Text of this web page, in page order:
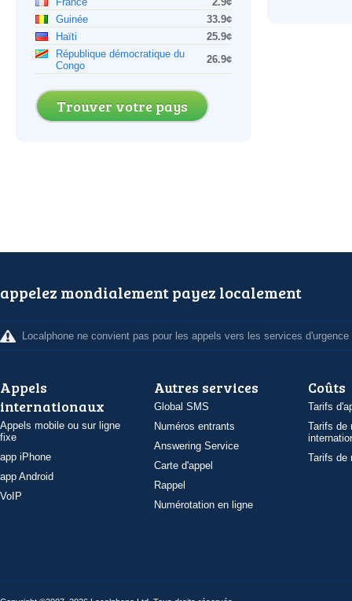
Guinée
33.9¢
Haïti
25.9¢
République démocratique du
Congo
26.9¢
Trouver votre pays
appelez mondialement payez localement
Localphone ne convient pas pour les appels vers les services d'urgence
Appels
internationaux
Appels mobile ou sur ligne
fixe
app iPhone
app Android
VoIP
Autres services
Global SMS
Numéros entrants
Answering Service
Carte d'appel
Rappel
Numérotation en ligne
Coûts
Tarifs
Tarifs de
Tarifs de